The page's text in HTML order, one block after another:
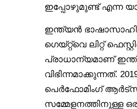
ഇപ്പോഴുമുണ്ട് എന്ന
ഇന്ത്യൻ
ഗെയ്റ്റ്‌വെ ലിറ്റ്
പ്രാധാന്യമാണ്
വിഭിന്നമാക്കുന്നത്.
പെർഫോമിംഗ്
സമ്മേളനത്തിനുള്ള